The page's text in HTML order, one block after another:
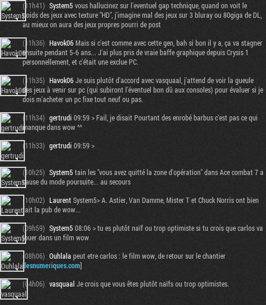
(11h41) System5vous hallucinez sur l'eventuel gap technique, quand on voit le
poids des jeux avec texture "HD", j'imagine mal des jeux sur 3 bluray ou 80giga de DL,
au mieux on aura des jeux propres pourri de post
(11h36) Havok06Mais si c'est comme avec cette gen, bah si bon il y a, ça va stagner
ensuite pendant 5-6 ans... J'ai plus pris de vraie baffe graphique depuis Crysis 1
personnellement, et c'était une exclue PC.
(11h35) Havok06Je suis plutôt d'accord avec vasquaal, j'attend de voir la gueule
des jeux à venir sur pc (qui subiront l'éventuel bon dû aux consoles) pour évaluer si je
dois m'acheter un pc fixe tout neuf ou pas.
(11h34) gertrudi 09:59 > Fail, je disait Pourtant des enrobé barbus c'est pas ce qui
manque dans wow ^^
(11h33) gertrudi 09:59 >
(10h25) System5tain les "vous avez quitté la zone d'opération" dans Ace combat 7 a
cause du mode poursuite... au secours
(10h02) LaurentSystem5> A. Astier, Van Damme, Mister T et Chuck Norris ont bien
fait la pub de wow...
(09h59) System508:06 > tu es plutôt naïf ou trop optimiste si tu crois que carlos va
jouer dans un film wow
(08h06) Ouhlala peut etre carlos : le film wow, de retour sur le chantier
[lesnumeriques.com]
(04h06) vasquaal Je crois que vous êtes plutôt naïfs ou trop optimistes.